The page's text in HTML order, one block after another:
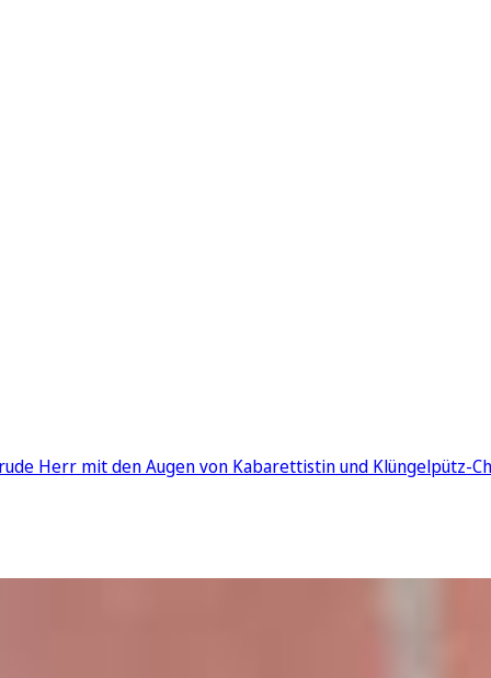
Herr mit den Augen von Kabarettistin und Klüngelpütz-